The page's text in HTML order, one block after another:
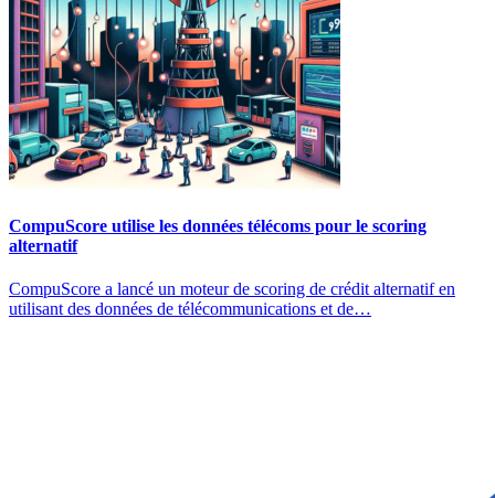
CompuScore utilise les données télécoms pour le scoring
alternatif
CompuScore a lancé un moteur de scoring de crédit alternatif en
utilisant des données de télécommunications et de…